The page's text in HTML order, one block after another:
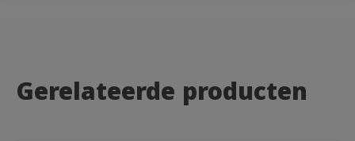
Gerelateerde producten